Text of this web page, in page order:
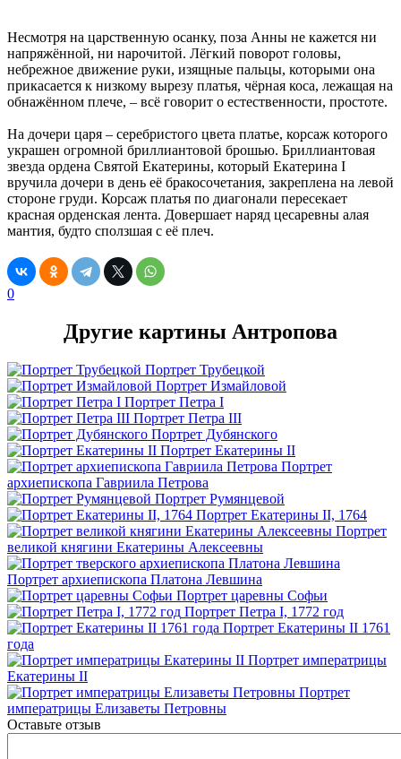
Несмотря на царственную осанку, поза Анны не кажется ни
напряжённой, ни нарочитой. Лёгкий поворот головы,
небрежное движение руки, изящные пальцы, которыми она
прикасается к низкому вырезу платья, чёрная коса, лежащая на
обнажённом плече, – всё говорит о естественности, простоте.
На дочери царя – серебристого цвета платье, корсаж которого
украшен огромной бриллиантовой брошью. Бриллиантовая
звезда ордена Святой Екатерины, который Екатерина I
вручила дочери в день её бракосочетания, закреплена на левой
стороне груди. Корсаж платья по диагонали пересекает
красная орденская лента. Довершает наряд цесаревны алая
мантия, будто сползшая с её плеч.
0
Другие картины Антропова
Портрет Трубецкой
Портрет Измайловой
Портрет Петра I
Портрет Петра III
Портрет Дубянского
Портрет Екатерины II
Портрет
архиепископа Гавриила Петрова
Портрет Румянцевой
Портрет Екатерины II, 1764
Портрет
великой княгини Екатерины Алексеевны
Портрет архиепископа Платона Левшина
Портрет царевны Софьи
Портрет Петра I, 1772 год
Портрет Екатерины II 1761
года
Портрет императрицы
Екатерины II
Портрет
императрицы Елизаветы Петровны
Оставьте отзыв